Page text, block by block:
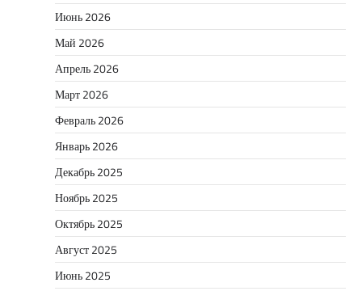
Июнь 2026
Май 2026
Апрель 2026
Март 2026
Февраль 2026
Январь 2026
Декабрь 2025
Ноябрь 2025
Октябрь 2025
Август 2025
Июнь 2025